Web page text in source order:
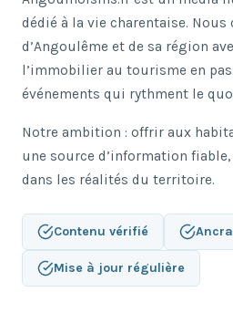
dédié à la vie charentaise.
d’Angoulême et de sa région
l’immobilier au tourisme en
événements qui rythment le
Notre ambition : offrir aux
une source d’information
dans les réalités du territoire.
Contenu vérifié
Mise à jour régulière